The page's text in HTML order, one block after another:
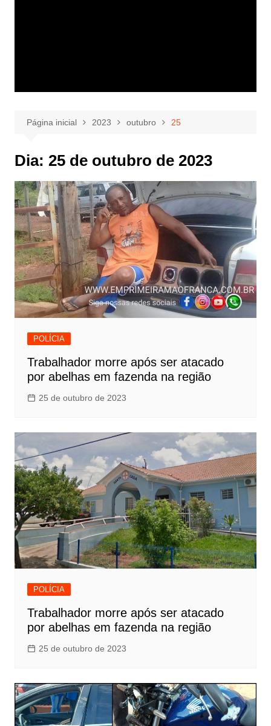
Página inicial 2023 outubro 25
Dia: 25 de outubro de 2023
POLÍCIA
Trabalhador morre após ser atacado
por abelhas em fazenda na região
25 de outubro de 2023
POLÍCIA
Trabalhador morre após ser atacado
por abelhas em fazenda na região
25 de outubro de 2023